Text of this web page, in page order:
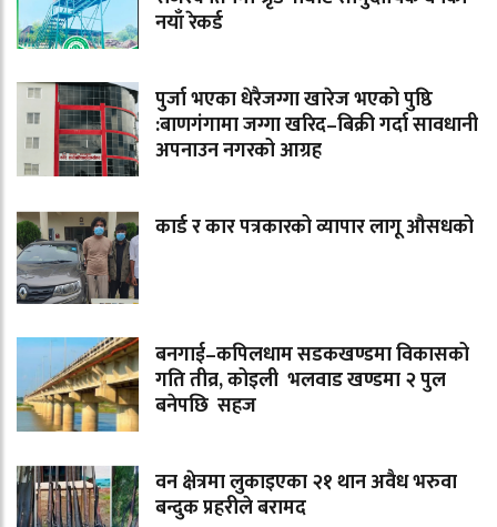
नयाँ रेकर्ड
पुर्जा भएका धेरैजग्गा खारेज भएको पुष्ठि
:बाणगंगामा जग्गा खरिद–बिक्री गर्दा सावधानी
अपनाउन नगरको आग्रह
कार्ड र कार पत्रकारको व्यापार लागू औसधको
बनगाई–कपिलधाम सडकखण्डमा विकासको
गति तीव्र, कोइली भलवाड खण्डमा २ पुल
बनेपछि सहज
वन क्षेत्रमा लुकाइएका २१ थान अवैध भरुवा
बन्दुक प्रहरीले बरामद